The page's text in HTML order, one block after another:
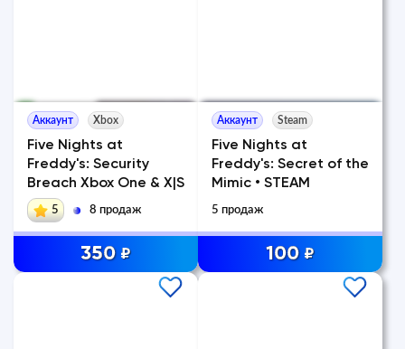
Аккаунт Xbox
Five Nights at
Freddy's: Security
Breach Xbox One & X|S
5 8 продаж
350 ₽
Аккаунт Steam
Five Nights at
Freddy's: Secret of the
Mimic • STEAM
5 продаж
100 ₽